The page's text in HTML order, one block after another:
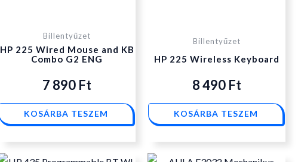
Billentyűzet
HP 225 Wired Mouse and KB
Combo G2 ENG
7 890 Ft
KOSÁRBA TESZEM
Billentyűzet
HP 225 Wireless Keyboard
8 490 Ft
KOSÁRBA TESZEM